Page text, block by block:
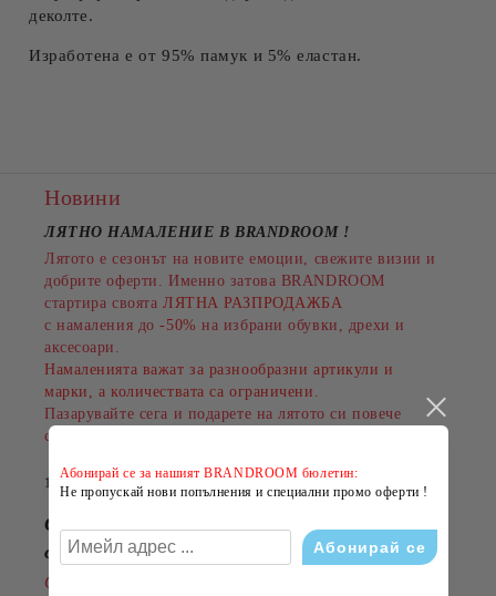
деколте.
Изработена е от 95% памук и 5% еластан.
Новини
ЛЯТНО НАМАЛЕНИЕ В BRANDROOM !
Лятото е сезонът на новите емоции, свежите визии и
добрите оферти. Именно затова BRANDROOM
стартира своята ЛЯТНА РАЗПРОДАЖБА
с намаления до -50% на избрани обувки, дрехи и
аксесоари.
Намаленията важат за разнообразни артикули и
марки, а количествата са ограничени.
Пазарувайте сега и подарете на лятото си повече
стил на по-добра цена!
14 Юли 2026
CLARKS - стил, комфорт и традиция
от 1825година
Открийте обувките, които съчетават
Абонирай се за нашият BRANDROOM бюлетин:
Не пропускай нови попълнения и специални промо оферти !